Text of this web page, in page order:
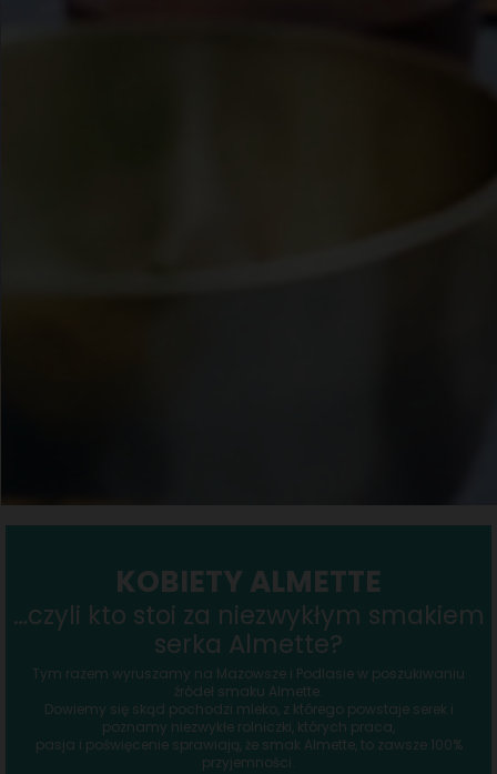
KOBIETY ALMETTE
…czyli kto stoi za niezwykłym smakiem
serka Almette?
Tym razem wyruszamy na Mazowsze i Podlasie w poszukiwaniu
źródeł smaku Almette.
Dowiemy się skąd pochodzi mleko, z którego powstaje serek i
poznamy niezwykłe rolniczki, których praca,
pasja i poświęcenie sprawiają, że smak Almette, to zawsze 100%
przyjemności.